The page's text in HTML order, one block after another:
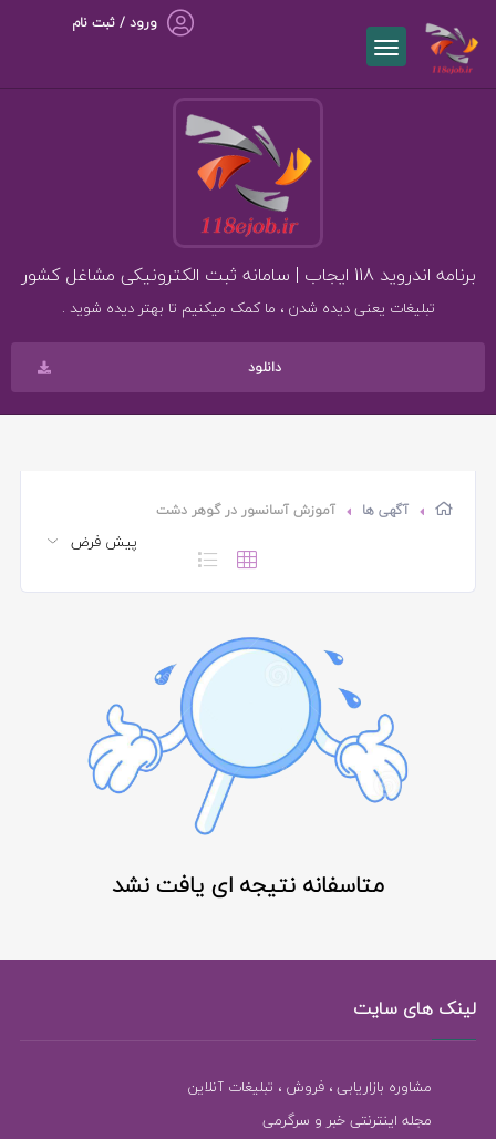
ورود / ثبت نام
برنامه اندروید 118 ایجاب | سامانه ثبت الکترونیکی مشاغل کشور
تبلیغات یعنی دیده شدن ، ما کمک میکنیم تا بهتر دیده شوید .
دانلود
آگهی ها آموزش آسانسور در گوهر دشت
متاسفانه نتیجه ای یافت نشد
لینک های سایت
مشاوره بازاریابی ، فروش ، تبلیغات آنلاین
مجله اینترنتی خبر و سرگرمی